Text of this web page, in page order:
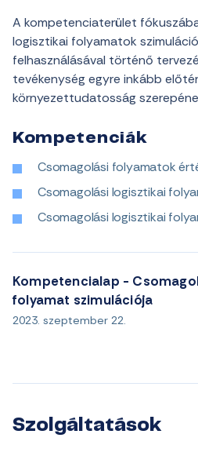
A kompetenciaterület
logisztikai folyamatok
felhasználásával történő
tevékenység egyre inkább
környezettudatosság
Kompetenciák
Csomagolási folyamatok
Csomagolási logisztikai
Csomagolási logisztikai
Kompetencialap -
folyamat szimulációja
2023. szeptember 22.
Szolgáltatások